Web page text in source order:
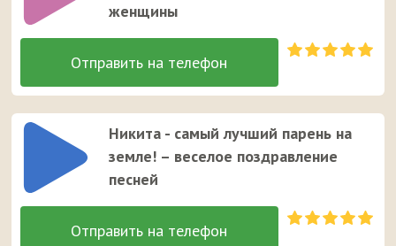
женщины
Никита - самый лучший парень на
земле! – веселое поздравление
песней